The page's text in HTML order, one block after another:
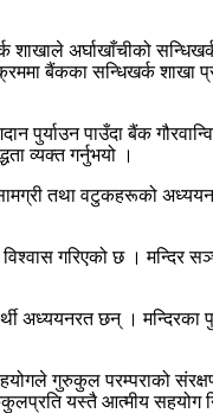
शाखाले अर्घाखाँचीको
बैंकका सन्धिखर्क शाखा
पुर्याउन पाउँदा बैंक
व्यक्त गर्नुभयो ।
तथा वटुकहरूको
गरिएको छ । मन्दिर
अध्ययनरत छन् । मन्दिरका
गुरुकुल परम्पराको
यस्तै आत्मीय सहयोग